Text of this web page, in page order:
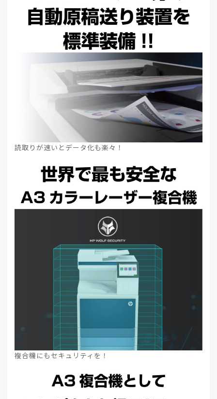
読取りが速いとデータ化も楽々！
複合機にもセキュリティを！